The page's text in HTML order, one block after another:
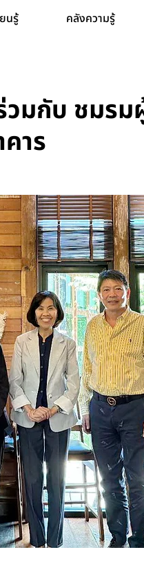
นรู้ คลังความรู้
มกับ ชมรม
าร